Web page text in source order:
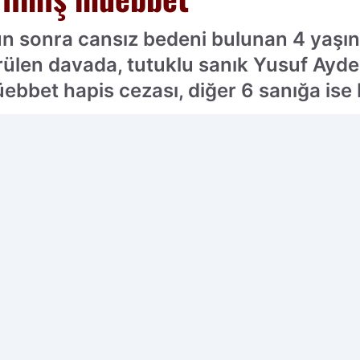
sonra cansız bedeni bulunan 4
davada, tutuklu sanık Yusuf
hapis cezası, diğer 6 sanığa